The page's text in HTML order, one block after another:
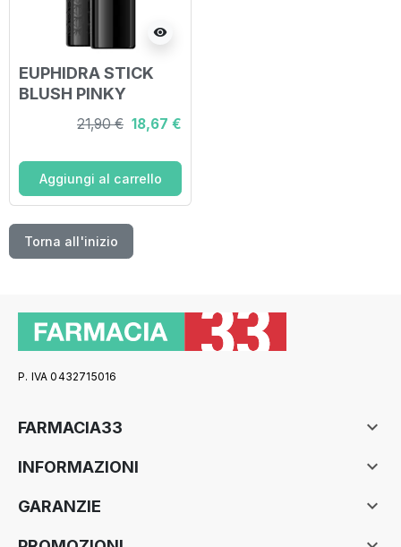
visibility
EUPHIDRA STICK
BLUSH PINKY
21,90 € 18,67 €
Aggiungi al carrello
Torna all'inizio
P. IVA 0432715016
FARMACIA33 
INFORMAZIONI 
GARANZIE 